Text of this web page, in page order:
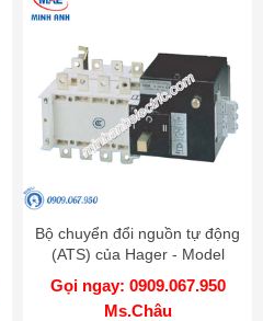
Bộ chuyển đổi nguồn tự động
(ATS) của Hager - Model
HIB440P
Gọi ngay: 0909.067.950
Ms.Châu